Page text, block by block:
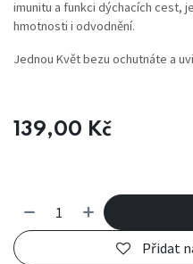
imunitu a funkci dýchacích cest,
hmotnosti i odvodnění.
Jednou Květ bezu ochutnáte a
139,00 Kč
Přidat